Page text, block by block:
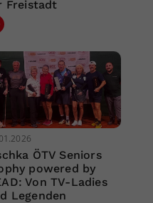
Freistadt
ÖTV Seniors
powered by
Von TV-Ladies
Legenden